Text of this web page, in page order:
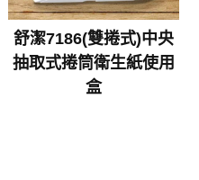
舒潔7186(雙捲式)中央
抽取式捲筒衛生紙使用
盒